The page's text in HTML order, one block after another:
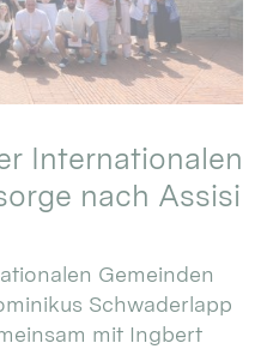
Internationalen
nach Assisi
Gemeinden
Schwaderlapp
mit Ingbert